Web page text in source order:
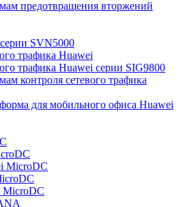
предотвращения вторжений
SVN5000
трафика Huawei
трафика Huawei серии SIG9800
контроля сетевого трафика
для мобильного офиса Huawei
MicroDC